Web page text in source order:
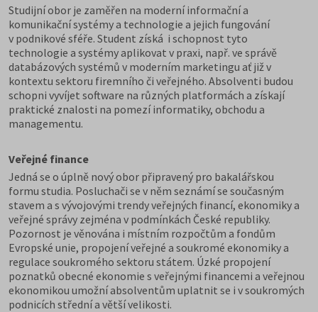
Studijní obor je zaměřen na moderní informační a
komunikační systémy a technologie a jejich fungování
v podnikové sféře. Student získá i schopnost tyto
technologie a systémy aplikovat v praxi, např. ve správě
databázových systémů v moderním marketingu ať již v
kontextu sektoru firemního či veřejného. Absolventi budou
schopni vyvíjet software na různých platformách a získají
praktické znalosti na pomezí informatiky, obchodu a
managementu.
Veřejné finance
Jedná se o úplně nový obor připravený pro bakalářskou
formu studia. Posluchači se v něm seznámí se současným
stavem a s vývojovými trendy veřejných financí, ekonomiky a
veřejné správy zejména v podmínkách České republiky.
Pozornost je věnována i místním rozpočtům a fondům
Evropské unie, propojení veřejné a soukromé ekonomiky a
regulace soukromého sektoru státem. Úzké propojení
poznatků obecné ekonomie s veřejnými financemi a veřejnou
ekonomikou umožní absolventům uplatnit se i v soukromých
podnicích střední a větší velikosti.